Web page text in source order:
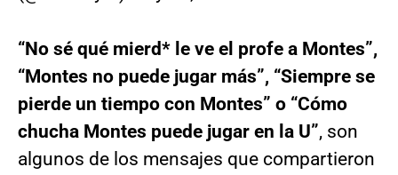
“No sé qué mierd* le ve el profe a Montes”,
“Montes no puede jugar más”, “Siempre se
pierde un tiempo con Montes” o “Cómo
chucha Montes puede jugar en la U”, son
algunos de los mensajes que compartieron